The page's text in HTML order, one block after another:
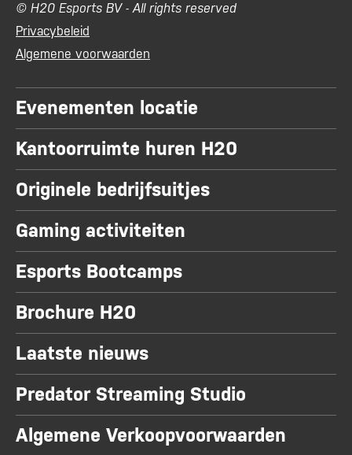
© H20 Esports BV - All rights reserved
Privacybeleid
Algemene voorwaarden
Evenementen locatie
Kantoorruimte huren H20
Originele bedrijfsuitjes
Gaming activiteiten
Esports Bootcamps
Brochure H20
Laatste nieuws
Predator Streaming Studio
Algemene Verkoopvoorwaarden